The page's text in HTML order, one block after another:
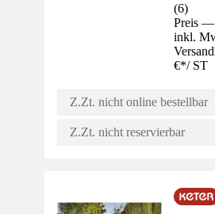
(6)
Preis —
inkl.
€*/ ST
Z.Zt. nicht online bestellbar
Z.Zt. nicht reservierbar